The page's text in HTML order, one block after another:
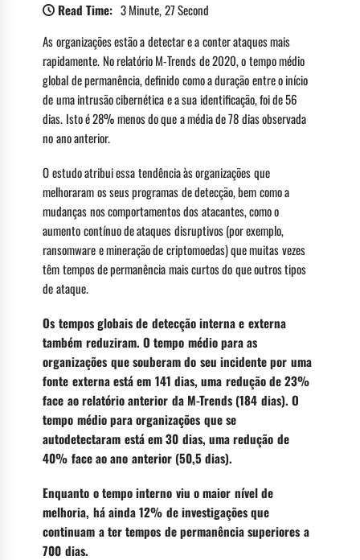
Read Time: 3 Minute, 27 Second
As organizações estão a detectar e a conter ataques mais
rapidamente. No relatório M-Trends de 2020, o tempo médio
global de permanência, definido como a duração entre o início
de uma intrusão cibernética e a sua identificação, foi de 56
dias. Isto é 28% menos do que a média de 78 dias observada
no ano anterior.
O estudo atribui essa tendência às organizações que
melhoraram os seus programas de detecção, bem como a
mudanças nos comportamentos dos atacantes, como o
aumento contínuo de ataques disruptivos (por exemplo,
ransomware e mineração de criptomoedas) que muitas vezes
têm tempos de permanência mais curtos do que outros tipos
de ataque.
Os tempos globais de detecção interna e externa
também reduziram. O tempo médio para as
organizações que souberam do seu incidente por uma
fonte externa está em 141 dias, uma redução de 23%
face ao relatório anterior da M-Trends (184 dias). O
tempo médio para organizações que se
autodetectaram está em 30 dias, uma redução de
40% face ao ano anterior (50,5 dias).
Enquanto o tempo interno viu o maior nível de
melhoria, há ainda 12% de investigações que
continuam a ter tempos de permanência superiores a
700 dias.